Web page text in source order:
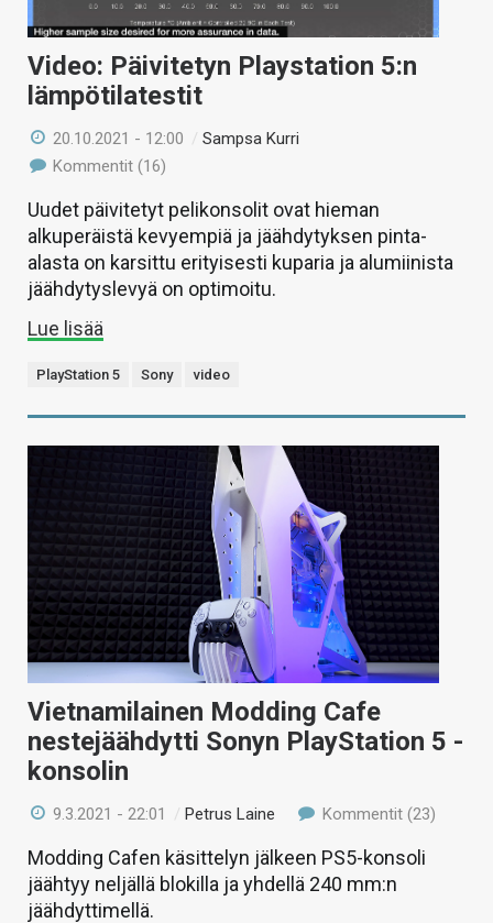
Video: Päivitetyn Playstation 5:n
lämpötilatestit
20.10.2021 - 12:00 /Sampsa Kurri
Kommentit (16)
Uudet päivitetyt pelikonsolit ovat hieman
alkuperäistä kevyempiä ja jäähdytyksen pinta-
alasta on karsittu erityisesti kuparia ja alumiinista
jäähdytyslevyä on optimoitu.
Lue lisää
PlayStation 5 Sony video
Vietnamilainen Modding Cafe
nestejäähdytti Sonyn PlayStation 5 -
konsolin
9.3.2021 - 22:01 /Petrus Laine Kommentit (23)
Modding Cafen käsittelyn jälkeen PS5-konsoli
jäähtyy neljällä blokilla ja yhdellä 240 mm:n
jäähdyttimellä.